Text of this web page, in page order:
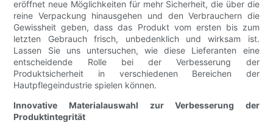
eröffnet neue Möglichkeiten für mehr Sicherheit, die über die
reine Verpackung hinausgehen und den Verbrauchern die
Gewissheit geben, dass das Produkt vom ersten bis zum
letzten Gebrauch frisch, unbedenklich und wirksam ist.
Lassen Sie uns untersuchen, wie diese Lieferanten eine
entscheidende Rolle bei der Verbesserung der
Produktsicherheit in verschiedenen Bereichen der
Hautpflegeindustrie spielen können.
Innovative Materialauswahl zur Verbesserung der
Produktintegrität